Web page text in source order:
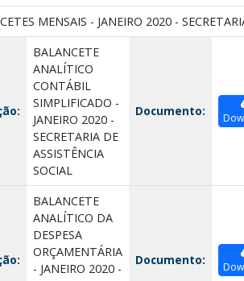
MENSAIS - JANEIRO 2020 -
BALANCETE
ANALÍTICO
CONTÁBIL
SIMPLIFICADO -
JANEIRO 2020 -
SECRETARIA DE
ASSISTÊNCIA
SOCIAL
Documento:
BALANCETE
ANALÍTICO DA
DESPESA
ORÇAMENTÁRIA
- JANEIRO 2020 -
Documento: